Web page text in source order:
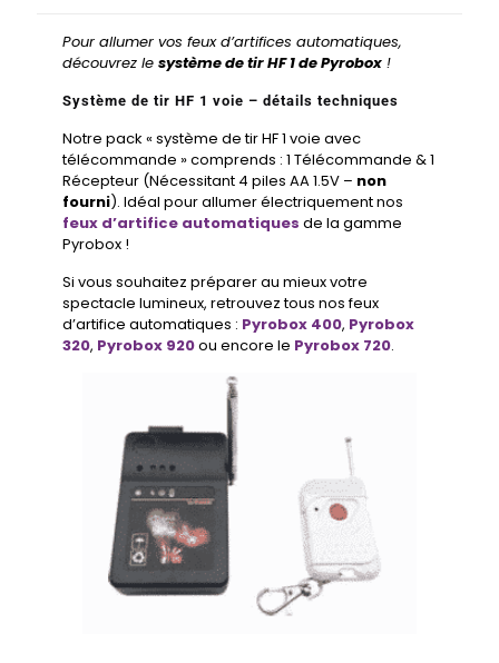
Pour allumer vos feux d’artifices automatiques,
découvrez lesystème de tir HF 1 de Pyrobox !
Système de tir HF 1 voie – détails techniques
Notre pack « système de tir HF 1 voie avec
télécommande » comprends : 1 Télécommande & 1
Récepteur (Nécessitant 4 piles AA 1.5V – non
fourni). Idéal pour allumer électriquement nos
feux d’artifice automatiques de la gamme
Pyrobox !
Si vous souhaitez préparer au mieux votre
spectacle lumineux, retrouvez tous nos feux
d’artifice automatiques : Pyrobox 400, Pyrobox
320, Pyrobox 920ou encore le Pyrobox 720.